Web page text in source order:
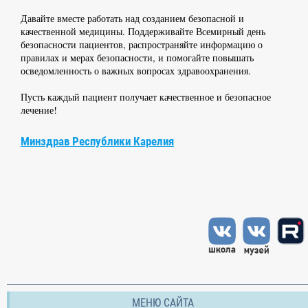
Давайте вместе работать над созданием безопасной и
качественной медицины. Поддерживайте Всемирный день
безопасности пациентов, распространяйте информацию о
правилах и мерах безопасности, и помогайте повышать
осведомленность о важных вопросах здравоохранения.
Пусть каждый пациент получает качественное и безопасное
лечение!
Минздрав Республики Карелия
МЕНЮ САЙТА